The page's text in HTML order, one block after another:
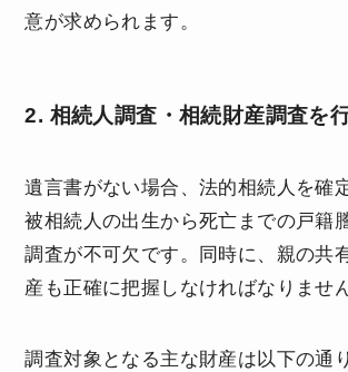
意が求められます。
2. 相続人調査・相続財産調査を
遺言書がない場合、法的相続人を確
被相続人の出生から死亡までの戸籍
調査が不可欠です。同時に、親の共
産も正確に把握しなければなりません
調査対象となる主な財産は以下の通